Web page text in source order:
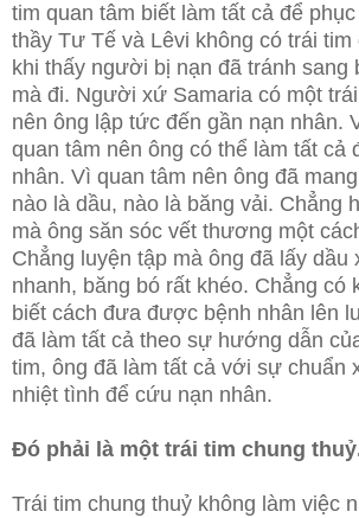
tim quan tâm biết làm tất cả để
thầy Tư Tế và Lêvi không có trái tim
khi thấy người bị nạn đã tránh sang
mà đi. Người xứ Samaria có một
nên ông lập tức đến gần nạn nhân.
quan tâm nên ông có thể làm tất cả
nhân. Vì quan tâm nên ông đã
nào là dầu, nào là băng vải. Chẳng
mà ông săn sóc vết thương một
Chẳng luyện tập mà ông đã lấy dầu
nhanh, băng bó rất khéo. Chẳng có
biết cách đưa được bệnh nhân lên
đã làm tất cả theo sự hướng dẫn
tim, ông đã làm tất cả với sự chuẩn
nhiệt tình để cứu nạn nhân.
Đó phải là một trái tim chung
Trái tim chung thuỷ không làm việc